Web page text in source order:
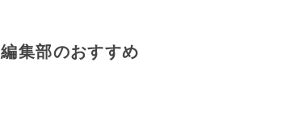
編集部のおすすめ